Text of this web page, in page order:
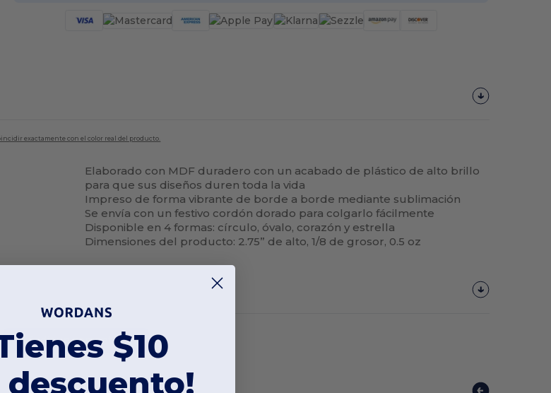
exactamente con el color real del producto.
Elaborado con MDF duradero con un acabado de plástico de alto brillo
para que sus diseños duren toda la vida
Impreso de forma vibrante de borde a borde mediante sublimación
Se envía con un festivo cordón dorado para colgarlo fácilmente
Disponible en 4 formas: círculo, óvalo, corazón y estrella
Dimensiones del producto: 2.75” de alto, 1/8 de grosor, 0.5 oz
Añadir un comentario$10
descuento!